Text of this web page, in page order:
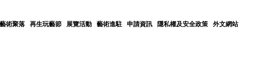
術聚落 再生玩藝節 展覽活動 藝術進駐 申請資訊 隱私權及安全政策 外文網站